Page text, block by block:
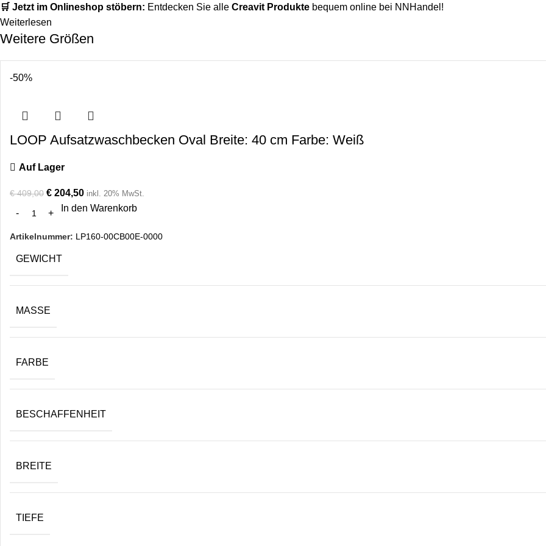
🛒 Jetzt im Onlineshop stöbern: Entdecken Sie alle Creavit Produkte bequem online bei NNHandel!
Weiterlesen
Weitere Größen
-50%
LOOP Aufsatzwaschbecken Oval Breite: 40 cm Farbe: Weiß
Auf Lager
€409,00 € 204,50 inkl. 20% MwSt.
In den Warenkorb
Artikelnummer: LP160-00CB00E-0000
GEWICHT
MASSE
FARBE
BESCHAFFENHEIT
BREITE
TIEFE